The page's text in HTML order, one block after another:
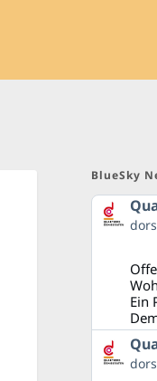
BlueSky
Beitrag
von
Bluesky
ansehen
Ein
Beitrag
von